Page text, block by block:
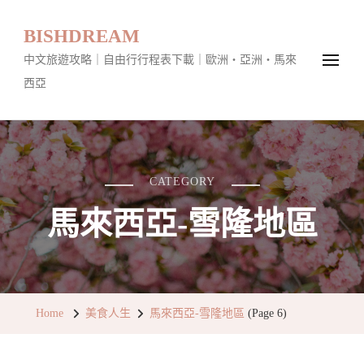
BISHDREAM
中文旅遊攻略｜自由行行程表下載｜歐洲・亞洲・馬來
西亞
CATEGORY
馬來西亞-雪隆地區
Home 美食人生 馬來西亞-雪隆地區 (Page 6)